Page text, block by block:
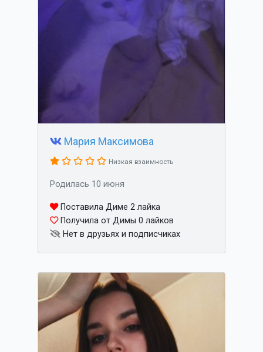
Мария Максимова
Низкая взаимность
Родилась 10 июня
Поставила Диме 2 лайка
Получила от Димы 0 лайков
Нет в друзьях и подписчиках